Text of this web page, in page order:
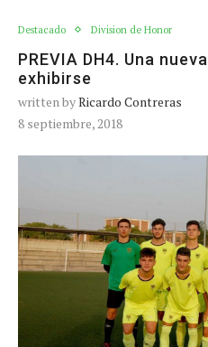
Destacado Division de Honor
PREVIA DH4. Una
exhibirse
written byRicardo Contreras
8 septiembre, 2018